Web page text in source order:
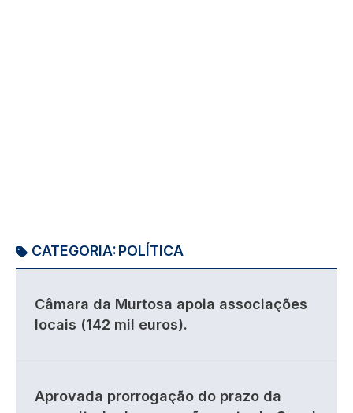
CATEGORIA:POLÍTICA
Câmara da Murtosa apoia associações
locais (142 mil euros).
Aprovada prorrogação do prazo da